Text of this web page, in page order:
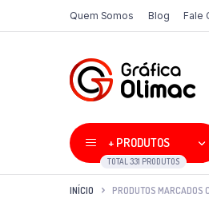
Quem Somos Blog Fale
+ PRODUTOS
TOTAL 331 PRODUTOS
INÍCIO PRODUTOS MARCADOS